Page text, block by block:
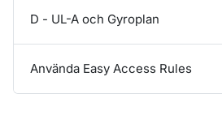
D - UL-A och Gyroplan
Använda Easy Access Rules